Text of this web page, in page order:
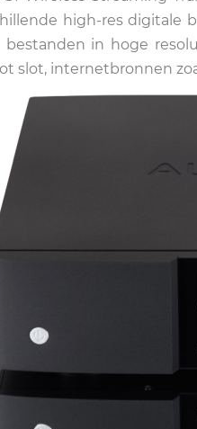
high-res digitale
in hoge
slot, internetbronnen